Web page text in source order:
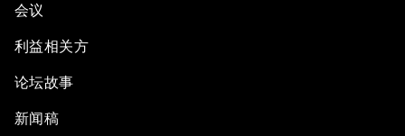
会议
利益相关方
论坛故事
新闻稿